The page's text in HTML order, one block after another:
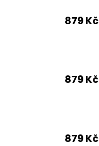
879 Kč
879 Kč
879 Kč